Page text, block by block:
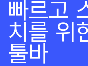
빠르고
치를 위
툴바